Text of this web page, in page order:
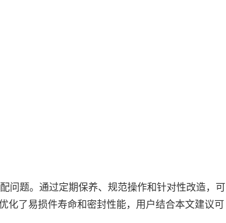
问题。通过定期保养、规范操作和针对性改造，可
化了易损件寿命和密封性能，用户结合本文建议可